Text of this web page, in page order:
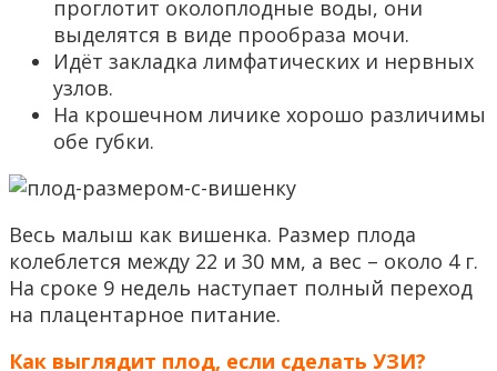
проглотит околоплодные воды, они
выделятся в виде прообраза мочи.
Идёт закладка лимфатических и нервных
узлов.
На крошечном личике хорошо различимы
обе губки.
Весь малыш как вишенка. Размер плода
колеблется между 22 и 30 мм, а вес – около 4 г.
На сроке 9 недель наступает полный переход
на плацентарное питание.
Как выглядит плод, если сделать УЗИ?